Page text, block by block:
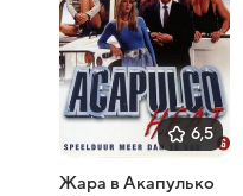
6,5
Жара в Акапулько